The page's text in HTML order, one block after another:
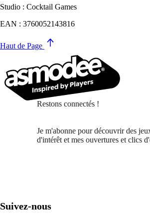
Studio : Cocktail Games
EAN : 3760052143816
Haut de Page
Restons connectés !
Je m'abonne pour découvrir des
d'intérêt et mes ouvertures et clics
Suivez-nous